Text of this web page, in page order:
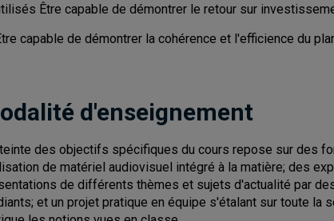
Être capable de démontrer le retour sur
capable de démontrer la cohérence et l'efficience du
d'enseignement
des objectifs spécifiques du cours repose sur des
de matériel audiovisuel intégré à la matière; des
de différents thèmes et sujets d'actualité par
et un projet pratique en équipe s'étalant sur toute la